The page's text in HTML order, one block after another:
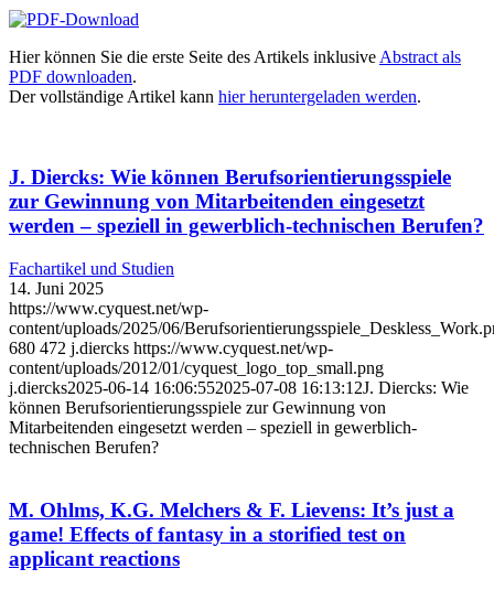
Hier können Sie die erste Seite des Artikels inklusiveAbstract als
PDF downloaden.
Der vollständige Artikel kann hier heruntergeladen werden.
J. Diercks: Wie können Berufsorientierungsspiele
zur Gewinnung von Mitarbeitenden eingesetzt
werden – speziell in gewerblich-technischen Berufen?
Fachartikel und Studien
14. Juni 2025
https://www.cyquest.net/wp-
content/uploads/2025/06/
680 472 j.diercks https://www.cyquest.net/wp-
content/uploads/2012/01/cyquest_logo_top_small.png
j.diercks2025-06-14 16:06:552025-07-08 16:13:12J. Diercks: Wie
können Berufsorientierungsspiele zur Gewinnung von
Mitarbeitenden eingesetzt werden – speziell in gewerblich-
technischen Berufen?
M. Ohlms, K.G. Melchers & F. Lievens: It’s just a
game! Effects of fantasy in a storified test on
applicant reactions